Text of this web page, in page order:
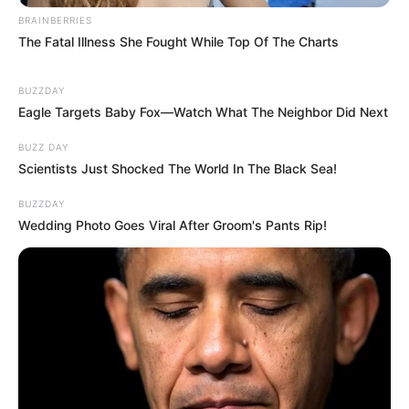
elnémították képviselőjüket a parlamentben
💰 Mi történt? Belenyúl a parlament Magyar Péter
Kategóriák
Friss hírek
Művészek
BRAINBERRIES
The Fatal Illness She Fought While Top Of The Charts
BUZZDAY
Eagle Targets Baby Fox—Watch What The Neighbor Did Next
BUZZ DAY
Scientists Just Shocked The World In The Black Sea!
BUZZDAY
Wedding Photo Goes Viral After Groom's Pants Rip!